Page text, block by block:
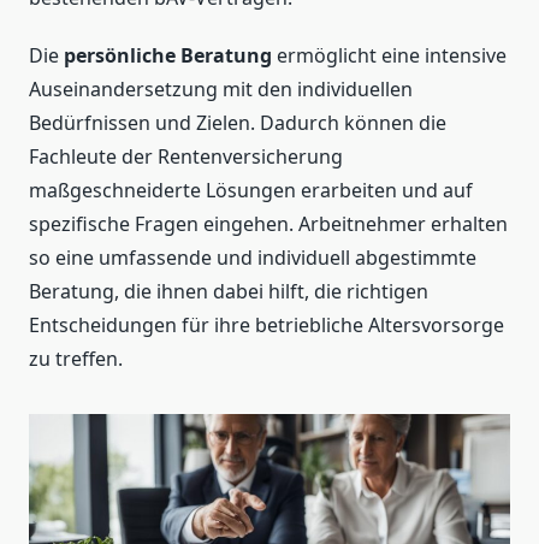
Die persönliche Beratung ermöglicht eine intensive
Auseinandersetzung mit den individuellen
Bedürfnissen und Zielen. Dadurch können die
Fachleute der Rentenversicherung
maßgeschneiderte Lösungen erarbeiten und auf
spezifische Fragen eingehen. Arbeitnehmer erhalten
so eine umfassende und individuell abgestimmte
Beratung, die ihnen dabei hilft, die richtigen
Entscheidungen für ihre betriebliche Altersvorsorge
zu treffen.